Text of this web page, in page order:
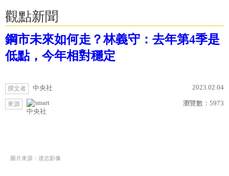
觀點新聞
鋼市未來如何走？林義守：去年第4季是
低點，今年相對穩定
撰文者 中央社 2023.02.04
來源
中央社
瀏覽數： 5973
圖片來源：達志影像